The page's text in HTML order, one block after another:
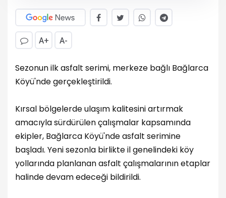
A+ A-
Sezonun ilk asfalt serimi, merkeze bağlı Bağlarca
Köyü'nde gerçekleştirildi.
Kırsal bölgelerde ulaşım kalitesini artırmak
amacıyla sürdürülen çalışmalar kapsamında
ekipler, Bağlarca Köyü'nde asfalt serimine
başladı. Yeni sezonla birlikte il genelindeki köy
yollarında planlanan asfalt çalışmalarının etaplar
halinde devam edeceği bildirildi.